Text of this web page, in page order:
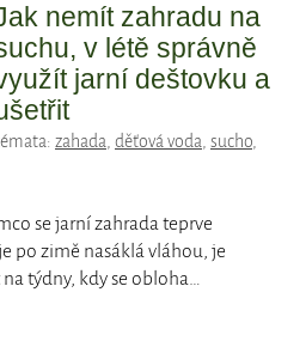
nemít zahradu na
v létě správně
jarní deštovku a
zahada, děťová voda, sucho,
se jarní zahrada teprve
po zimě nasáklá vláhou, je
týdny, kdy se obloha…